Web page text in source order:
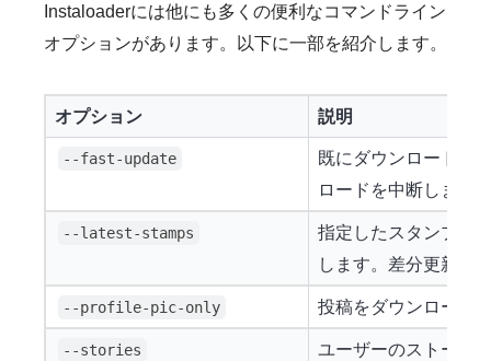
Instaloaderには他にも多くの便利なコマンドライン
オプションがあります。以下に一部を紹介します。
オプション 説明
--fast-update
既にダウンロード済
ロードを中断します
--latest-stamps
指定したスタンプフ
します。差分更新に
--profile-pic-only 投稿をダウンロード
--stories ユーザーのストーリ